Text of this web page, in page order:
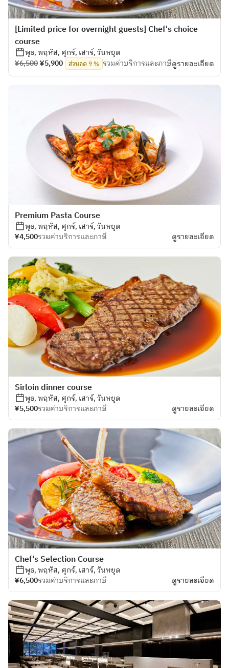
[Limited price for overnight guests] Chef's choice
course
พุธ, พฤหัส, ศุกร์, เสาร์, วันหยุด
¥6,500 ¥5,900 ส่วนลด 9 % รวมค่าบริการและภาษีดูรายละเอียด
Premium Pasta Course
พุธ, พฤหัส, ศุกร์, เสาร์, วันหยุด
¥4,500รวมค่าบริการและภาษี ดูรายละเอียด
Sirloin dinner course
พุธ, พฤหัส, ศุกร์, เสาร์, วันหยุด
¥5,500รวมค่าบริการและภาษี ดูรายละเอียด
Chef's Selection Course
พุธ, พฤหัส, ศุกร์, เสาร์, วันหยุด
¥6,500รวมค่าบริการและภาษี ดูรายละเอียด